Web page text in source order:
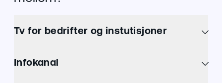
Tv for bedrifter og instutisjoner
Infokanal